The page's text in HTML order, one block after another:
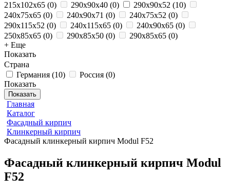
215x102x65 (0) 290x90x40 (0) 290x90x52 (10)
240x75x65 (0) 240x90x71 (0) 240x75x52 (0)
290x115x52 (0) 240x115x65 (0) 240x90x65 (0)
250x85x65 (0) 290x85x50 (0) 290x85x65 (0)
+ Еще
Показать
Страна
Германия (10) Россия (0)
Показать
Показать
Главная
Каталог
Фасадный кирпич
Клинкерный кирпич
Фасадный клинкерный кирпич Modul F52
Фасадный клинкерный кирпич Modul
F52